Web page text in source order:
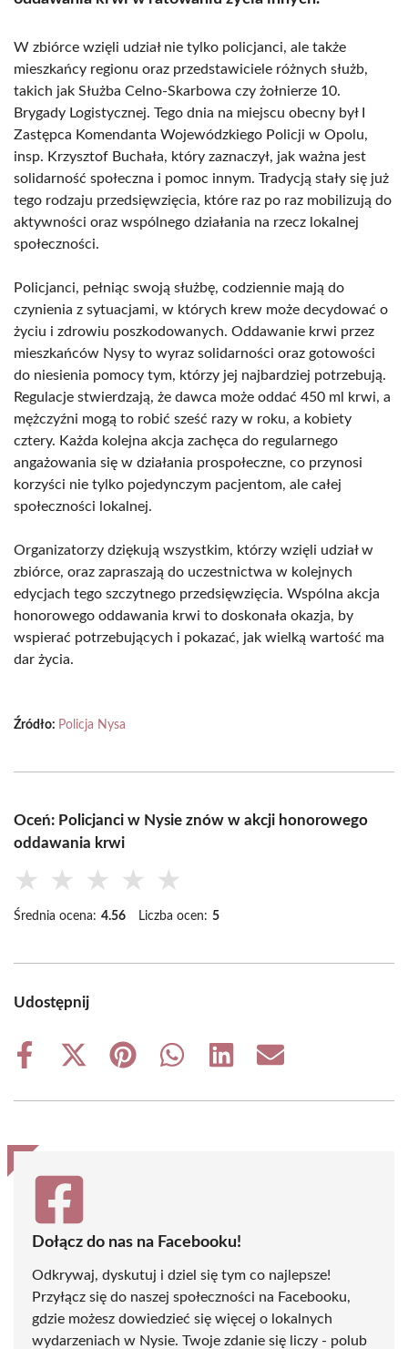
W zbiórce wzięli udział nie tylko policjanci, ale także
mieszkańcy regionu oraz przedstawiciele różnych służb,
takich jak Służba Celno-Skarbowa czy żołnierze 10.
Brygady Logistycznej. Tego dnia na miejscu obecny był I
Zastępca Komendanta Wojewódzkiego Policji w Opolu,
insp. Krzysztof Buchała, który zaznaczył, jak ważna jest
solidarność społeczna i pomoc innym. Tradycją stały się już
tego rodzaju przedsięwzięcia, które raz po raz mobilizują do
aktywności oraz wspólnego działania na rzecz lokalnej
społeczności.
Policjanci, pełniąc swoją służbę, codziennie mają do
czynienia z sytuacjami, w których krew może decydować o
życiu i zdrowiu poszkodowanych. Oddawanie krwi przez
mieszkańców Nysy to wyraz solidarności oraz gotowości
do niesienia pomocy tym, którzy jej najbardziej potrzebują.
Regulacje stwierdzają, że dawca może oddać 450 ml krwi, a
mężczyźni mogą to robić sześć razy w roku, a kobiety
cztery. Każda kolejna akcja zachęca do regularnego
angażowania się w działania prospołeczne, co przynosi
korzyści nie tylko pojedynczym pacjentom, ale całej
społeczności lokalnej.
Organizatorzy dziękują wszystkim, którzy wzięli udział w
zbiórce, oraz zapraszają do uczestnictwa w kolejnych
edycjach tego szczytnego przedsięwzięcia. Wspólna akcja
honorowego oddawania krwi to doskonała okazja, by
wspierać potrzebujących i pokazać, jak wielką wartość ma
dar życia.
Źródło: Policja Nysa
Oceń: Policjanci w Nysie znów w akcji honorowego
oddawania krwi
★ ★ ★ ★ ★
Średnia ocena: 4.56 Liczba ocen: 5
Udostępnij
Share
Share
(Twitter)
Share
Share
Share
Share
Dołącz do nas na Facebooku!
Odkrywaj, dyskutuj i dziel się tym co najlepsze!
Przyłącz się do naszej społeczności na Facebooku,
gdzie możesz dowiedzieć się więcej o lokalnych
wydarzeniach w Nysie. Twoje zdanie się liczy - polub